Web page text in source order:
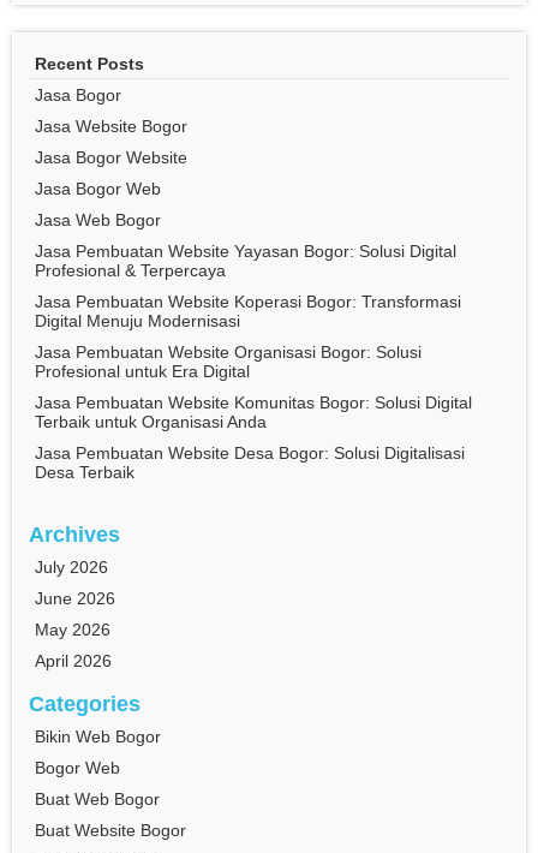
Recent Posts
Jasa Bogor
Jasa Website Bogor
Jasa Bogor Website
Jasa Bogor Web
Jasa Web Bogor
Jasa Pembuatan Website Yayasan Bogor: Solusi Digital
Profesional & Terpercaya
Jasa Pembuatan Website Koperasi Bogor: Transformasi
Digital Menuju Modernisasi
Jasa Pembuatan Website Organisasi Bogor: Solusi
Profesional untuk Era Digital
Jasa Pembuatan Website Komunitas Bogor: Solusi Digital
Terbaik untuk Organisasi Anda
Jasa Pembuatan Website Desa Bogor: Solusi Digitalisasi
Desa Terbaik
Archives
July 2026
June 2026
May 2026
April 2026
Categories
Bikin Web Bogor
Bogor Web
Buat Web Bogor
Buat Website Bogor